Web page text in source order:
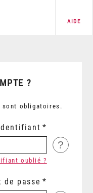
AIDE
?
sont obligatoires.
Identifiant
?
oublié ?
de passe